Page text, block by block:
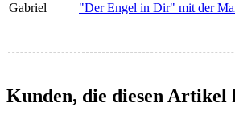
Gabriel "Der Engel in Dir" mit der
Kunden, die diesen Artikel